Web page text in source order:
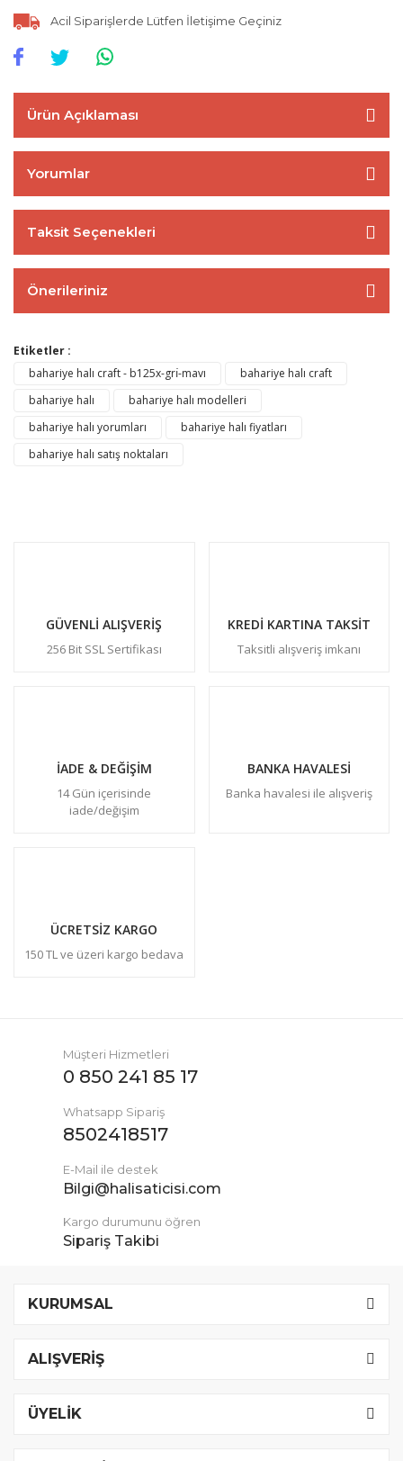
Acil Siparişlerde Lütfen İletişime Geçiniz
Ürün Açıklaması
Yorumlar
Taksit Seçenekleri
Önerileriniz
Etiketler :
bahariye halı craft - b125x-grı̇-mavı
bahariye halı craft
bahariye halı
bahariye halı modelleri
bahariye halı yorumları
bahariye halı fiyatları
bahariye halı satış noktaları
GÜVENLİ ALIŞVERİŞ
256 Bit SSL Sertifikası
KREDİ KARTINA TAKSİT
Taksitli alışveriş imkanı
İADE & DEĞİŞİM
14 Gün içerisinde
iade/değişim
BANKA HAVALESİ
Banka havalesi ile alışveriş
ÜCRETSİZ KARGO
150 TL ve üzeri kargo bedava
Müşteri Hizmetleri
0 850 241 85 17
Whatsapp Sipariş
8502418517
E-Mail ile destek
Bilgi@halisaticisi.com
Kargo durumunu öğren
Sipariş Takibi
KURUMSAL
ALIŞVERİŞ
ÜYELİK